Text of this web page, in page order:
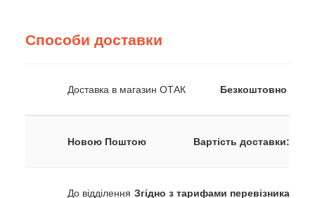
Способи доставки
Доставка в магазин ОТАК Безкоштовно
Новою Поштою Вартість доставки:
До відділення Згідно з тарифами перевізника